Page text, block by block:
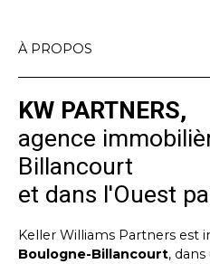
À PROPOS
KW PARTNERS,
agence
Billancourt
et dans l'Ouest
Keller Williams Partners est
Boulogne-Billancourt,